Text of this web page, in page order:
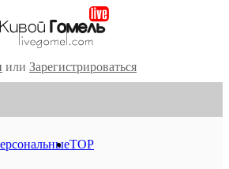
или Зарегистрироваться
TOP